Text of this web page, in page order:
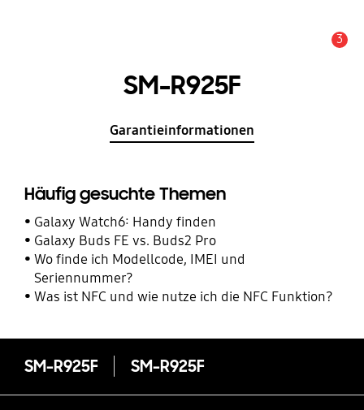
3
SM-R925F
Garantieinformationen
Häufig gesuchte Themen
Galaxy Watch6: Handy finden
Galaxy Buds FE vs. Buds2 Pro
Wo finde ich Modellcode, IMEI und
Seriennummer?
Was ist NFC und wie nutze ich die NFC Funktion?
SM-R925F SM-R925F